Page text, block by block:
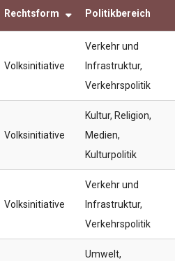
Rechtsform Politikbereich
Volksinitiative
Verkehr und
Infrastruktur,
Verkehrspolitik
Volksinitiative
Kultur, Religion,
Medien,
Kulturpolitik
Volksinitiative
Verkehr und
Infrastruktur,
Verkehrspolitik
Umwelt,